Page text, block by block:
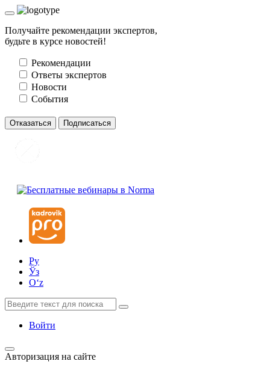
Получайте рекомендации экспертов,
будьте в курсе новостей!
Рекомендации
Ответы экспертов
Новости
События
Отказаться Подписаться
Ру
Ўз
Oʻz
Войти
Авторизация на сайте